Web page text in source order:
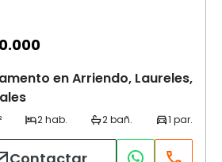
en Arriendo, Laureles,